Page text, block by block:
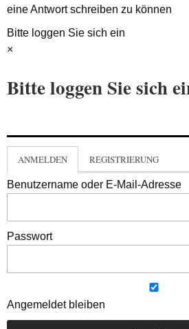
eine Antwort schreiben zu können
Bitte loggen Sie sich ein
×
Bitte loggen Sie sich
ANMELDEN REGISTRIERUNG
Benutzername oder E-Mail-Adresse
Passwort
Angemeldet bleiben